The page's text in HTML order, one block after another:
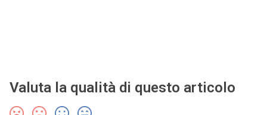
Valuta la qualità di questo articolo